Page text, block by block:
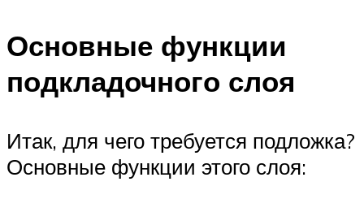
Основные функции
подкладочного слоя
Итак, для чего требуется подложка?
Основные функции этого слоя: